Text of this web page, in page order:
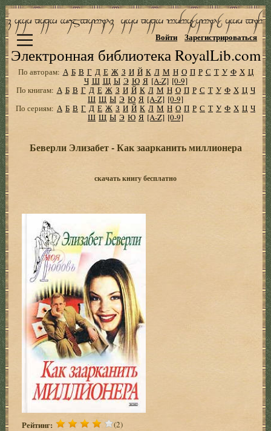
Электронная библиотека RoyalLib.com
Войти Зарегистрироваться
По авторам: А Б В Г Д Е Ж З И Й К Л М Н О П Р С Т У Ф Х Ц
Ч Ш Щ Ы Э Ю Я [A-Z] [0-9]
По книгам: А Б В Г Д Е Ж З И Й К Л М Н О П Р С Т У Ф Х Ц Ч
Ш Щ Ы Э Ю Я [A-Z] [0-9]
По сериям: А Б В Г Д Е Ж З И Й К Л М Н О П Р С Т У Ф Х Ц Ч
Ш Щ Ы Э Ю Я [A-Z] [0-9]
Беверли Элизабет - Как заарканить миллионера
скачать книгу бесплатно
Рейтинг: (2)